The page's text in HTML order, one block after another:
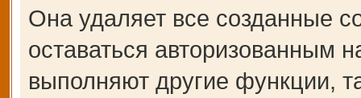
Она удаляет все созданные
оставаться авторизованным
выполняют другие функции,